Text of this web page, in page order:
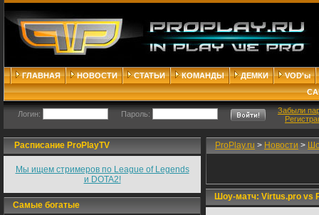
ГЛАВНАЯ НОВОСТИ СТАТЬИ КОМАНДЫ ДЕМКИ
VOD'ы
Логин: Пароль:
Забыли
Расписание ProPlayTV
Мы ищем стримеров по League of Legends
и DOTA2!
Самые богатые
ProPlay.ru > Новости >
Шоу-матч: Virtus.pro vs